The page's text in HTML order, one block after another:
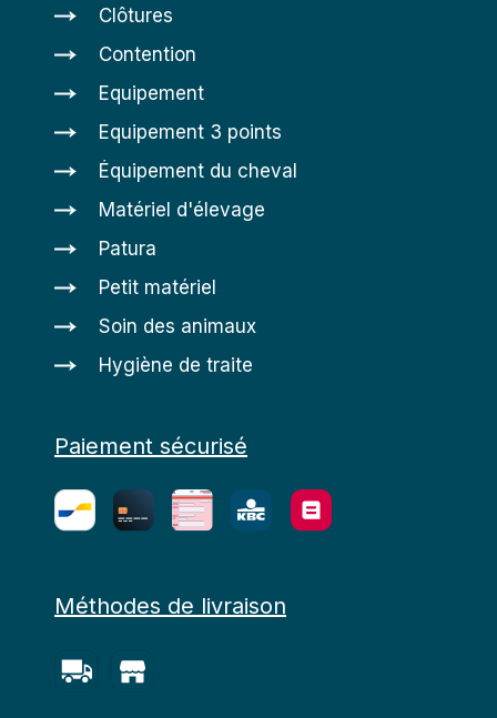
Clôtures
Contention
Equipement
Equipement 3 points
Équipement du cheval
Matériel d'élevage
Patura
Petit matériel
Soin des animaux
Hygiène de traite
Paiement sécurisé
Méthodes de livraison